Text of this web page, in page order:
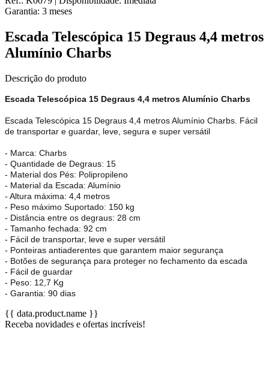
Garantia: 3 meses
Escada Telescópica 15 Degraus 4,4 metros
Alumínio Charbs
Descrição do produto
Escada Telescópica 15 Degraus 4,4 metros Alumínio Charbs
Escada Telescópica 15 Degraus 4,4 metros Alumínio Charbs. Fácil
de transportar e guardar, leve, segura e super versátil
- Marca: Charbs
- Quantidade de Degraus: 15
- Material dos Pés: Polipropileno
- Material da Escada: Alumínio
- Altura máxima: 4,4 metros
- Peso máximo Suportado: 150 kg
- Distância entre os degraus: 28 cm
- Tamanho fechada: 92 cm
- Fácil de transportar, leve e super versátil
- Ponteiras antiaderentes que garantem maior segurança
- Botões de segurança para proteger no fechamento da escada
- Fácil de guardar
- Peso: 12,7 Kg
- Garantia: 90 dias
{{ data.product.name }}
Receba novidades e ofertas incríveis!